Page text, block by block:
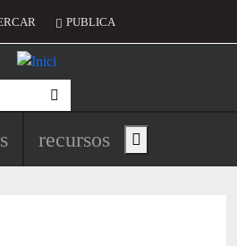
del compte d'usuari
PUBLICA
principal de
recursos Show main menu